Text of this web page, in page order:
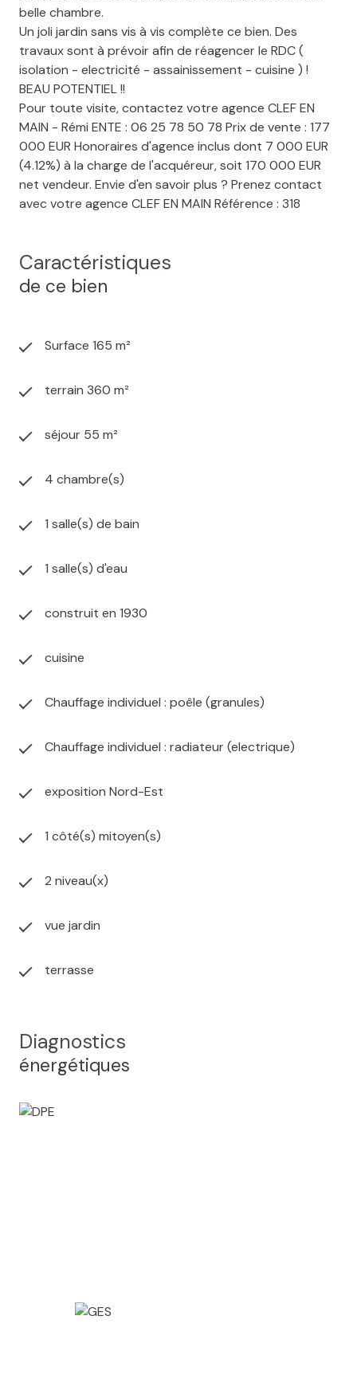
belle chambre.
Un joli jardin sans vis à vis complète ce bien. Des
travaux sont à prévoir afin de réagencer le RDC (
isolation - electricité - assainissement - cuisine ) !
BEAU POTENTIEL !!
Pour toute visite, contactez votre agence CLEF EN
MAIN - Rémi ENTE : 06 25 78 50 78 Prix de vente : 177
000 EUR Honoraires d'agence inclus dont 7 000 EUR
(4.12%) à la charge de l'acquéreur, soit 170 000 EUR
net vendeur. Envie d'en savoir plus ? Prenez contact
avec votre agence CLEF EN MAIN Référence : 318
Caractéristiques
de ce bien
Surface 165 m²
terrain 360 m²
séjour 55 m²
4 chambre(s)
1 salle(s) de bain
1 salle(s) d'eau
construit en 1930
cuisine
Chauffage individuel : poêle (granules)
Chauffage individuel : radiateur (electrique)
exposition Nord-Est
1 côté(s) mitoyen(s)
2 niveau(x)
vue jardin
terrasse
Diagnostics
énergétiques